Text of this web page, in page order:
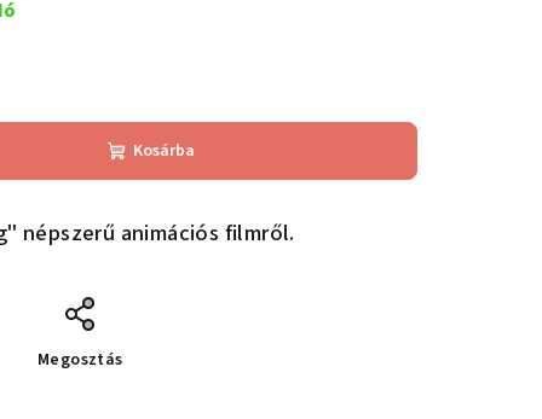
Kosárba
népszerű animációs filmről.
Megosztás